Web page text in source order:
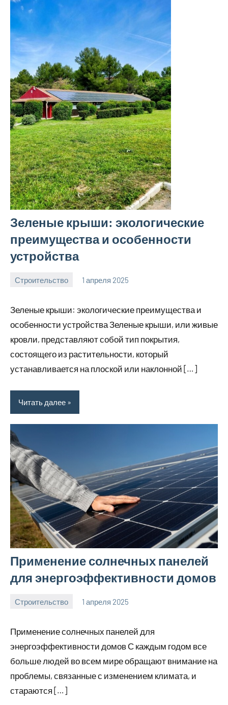
Зеленые крыши: экологические
преимущества и особенности
устройства
Строительство 1 апреля 2025
svargroup_ru
Зеленые крыши: экологические преимущества и
особенности устройства Зеленые крыши, или живые
кровли, представляют собой тип покрытия,
состоящего из растительности, который
устанавливается на плоской или наклонной […]
Читать далее
Применение солнечных панелей
для энергоэффективности домов
Строительство 1 апреля 2025
svargroup_ru
Применение солнечных панелей для
энергоэффективности домов С каждым годом все
больше людей во всем мире обращают внимание на
проблемы, связанные с изменением климата, и
стараются […]